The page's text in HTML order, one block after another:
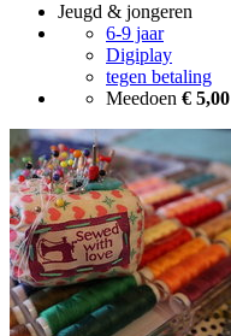
Jeugd & jongeren
6-9 jaar
Digiplay
tegen betaling
Meedoen € 5,00